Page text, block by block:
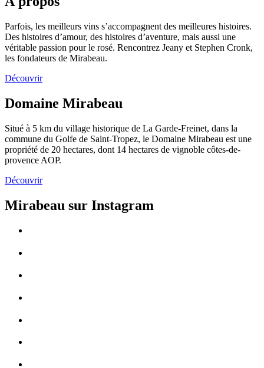
Parfois, les meilleurs vins s’accompagnent des meilleures histoires.
Des histoires d’amour, des histoires d’aventure, mais aussi une
véritable passion pour le rosé. Rencontrez Jeany et Stephen Cronk,
les fondateurs de Mirabeau.
Découvrir
Domaine Mirabeau
Situé à 5 km du village historique de La Garde-Freinet, dans la
commune du Golfe de Saint-Tropez, le Domaine Mirabeau est une
propriété de 20 hectares, dont 14 hectares de vignoble côtes-de-
provence AOP.
Découvrir
Mirabeau sur Instagram